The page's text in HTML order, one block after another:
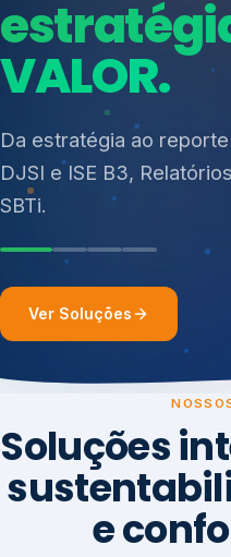
Consultoria, auditoria e
ISO 27701, ISO 42001,
14001, ISO 45001, ONA
resíduos sólidos (PGRS/
Mudanças Climáticas
Reputação e Cadeia
Reporte Regulatório
Ver Soluções
Soluções
e